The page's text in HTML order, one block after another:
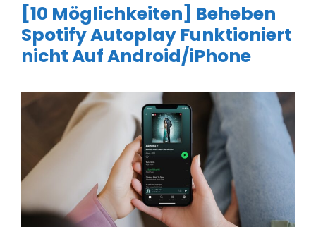
[10 Möglichkeiten] Beheben
Spotify Autoplay Funktioniert
nicht Auf Android/iPhone